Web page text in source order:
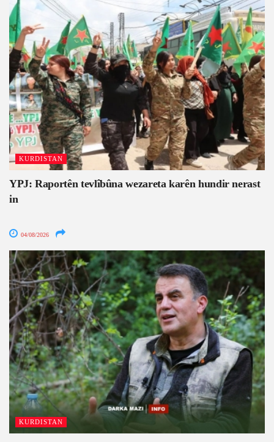
KURDISTAN
YPJ: Raportên tevlîbûna wezareta karên hundir nerast
in
04/08/2026
KURDISTAN